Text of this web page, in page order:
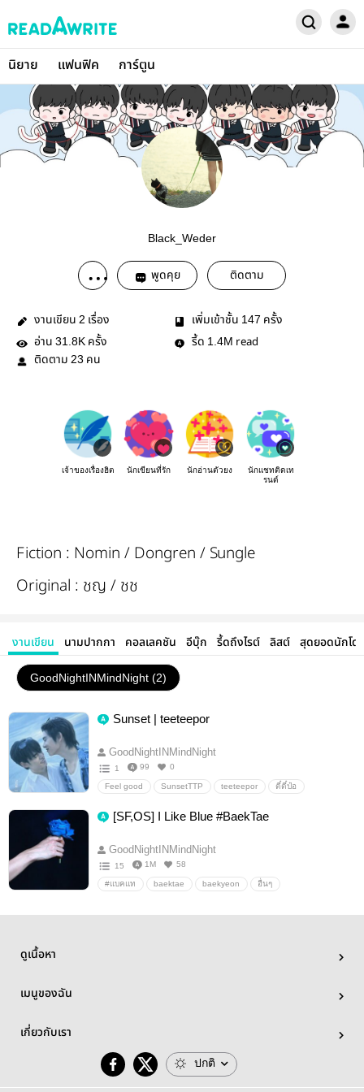
นิยาย แฟนฟิค การ์ตูน
Black_Weder
พูดคุย ติดตาม
งานเขียน 2 เรื่อง เพิ่มเข้าชั้น 147 ครั้ง
อ่าน 31.8K ครั้ง รี้ด 1.4M read
ติดตาม 23 คน
เจ้าของเรื่องฮิต นักเขียนที่รัก นักอ่านตัวยง
นักแชทติดเท
รนด์
Fiction : Nomin / Dongren / Sungle
Original : ชญ / ชช
งานเขียน นามปากกา คอลเลคชัน อีบุ๊ก รี้ดถึงไรต์ ลิสต์ สุดยอดนักโด
GoodNightINMindNight (2)
Sunset | teeteepor
GoodNightINMindNight
1 99 0
Feel good SunsetTTP teeteepor ตี๋ตี๋ป๋อ
[SF,OS] I Like Blue #BaekTae
GoodNightINMindNight
15 1M 58
#แบคแท baektae baekyeon อื่นๆ
ดูเนื้อหา
เมนูของฉัน
เกี่ยวกับเรา
ปกติ